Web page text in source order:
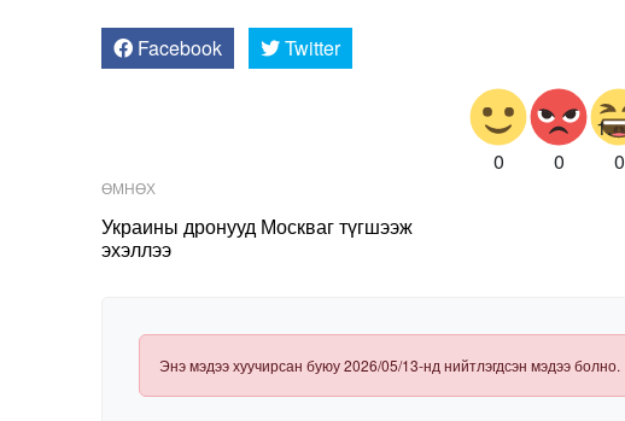
Facebook Twitter
0 0 0
ӨМНӨХ
Украины дронууд Москваг түгшээж
эхэллээ
Энэ мэдээ хуучирсан буюу 2026/05/13-нд нийтлэгдсэн мэдээ болно.